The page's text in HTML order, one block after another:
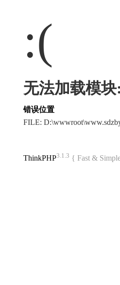
:(
无法加载模
错误位置
FILE:
ThinkPHP3.1.3 { Fast &